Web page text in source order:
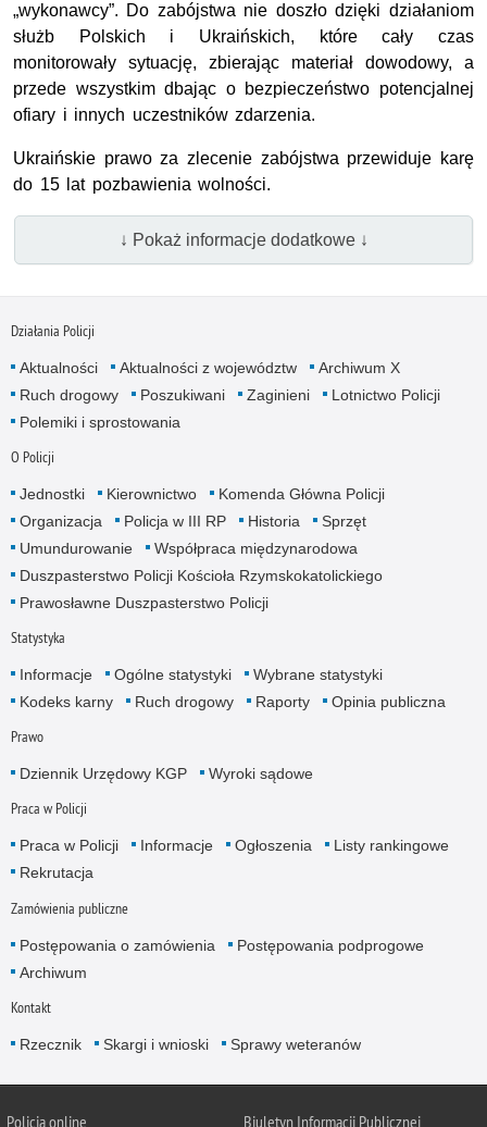
„wykonawcy”. Do zabójstwa nie doszło dzięki działaniom
służb Polskich i Ukraińskich, które cały czas
monitorowały sytuację, zbierając materiał dowodowy, a
przede wszystkim dbając o bezpieczeństwo potencjalnej
ofiary i innych uczestników zdarzenia.
Ukraińskie prawo za zlecenie zabójstwa przewiduje karę
do 15 lat pozbawienia wolności.
↓ Pokaż informacje dodatkowe ↓
Działania Policji
Aktualności Aktualności z województw
Archiwum X
Ruch drogowy
Poszukiwani Zaginieni
Lotnictwo Policji
Polemiki i sprostowania
O Policji
Jednostki Kierownictwo
Komenda Główna Policji
Organizacja
Policja w III RP Historia
Sprzęt
Umundurowanie
Współpraca międzynarodowa
Duszpasterstwo Policji Kościoła Rzymskokatolickiego
Prawosławne Duszpasterstwo Policji
Statystyka
Informacje Ogólne statystyki
Wybrane statystyki
Kodeks karny
Ruch drogowy Raporty Opinia publiczna
Prawo
Dziennik Urzędowy KGP Wyroki sądowe
Praca w Policji
Praca w Policji Informacje Ogłoszenia
Listy rankingowe
Rekrutacja
Zamówienia publiczne
Postępowania o zamówienia
Postępowania podprogowe
Archiwum
Kontakt
Rzecznik Skargi i wnioski Sprawy weteranów
Policjaonline Biuletyn Informacji Publicznej